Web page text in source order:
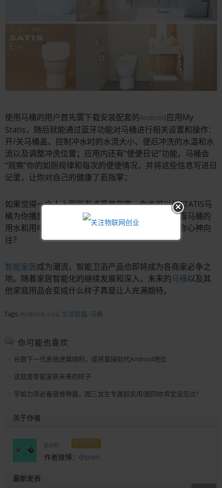
使用马桶的用户首先需下载安装配套的Android应用My
Statis，随后就能通过蓝牙功能对马桶进行相关设置和操作：
开/关马桶盖、控制冲水时的水流大小、便后冲洗的水温和水
流以及调整冲洗位置；应用内还有“便便日记”功能，马桶会
“观察”你的如厕规律和每次的便便情况，并将这些信息写进日
记里，让你对自己的健康了若指掌；
如果觉得一个人上厕所有点孤单寂寞，你也可以让STATIS马
桶为你播放歌曲。另外，通过手机，你可以随时查看马桶的
用水和用电情况，怎么样？智能家居新时代是否让你心神向
往？
智能家居成为潮流，智能卫浴产品也即将成为各商家必争之
地。随着家居智能化的继续发展和深入，未来的马桶以及其
他家庭用品会变成什么样子真是让人充满期待。
Tags: Android, Lixil, 生活智器, 马桶
你可能也喜欢
谷歌下一代系统进展顺利，或将直接取代Android地位
这就是智能家居未来的样子
学姐力荐必备宿舍神器，图三女生专属超实用!图四你肯定没见过！
关于作者
pom 金牌笛客
作者微博： @pom
最新发表